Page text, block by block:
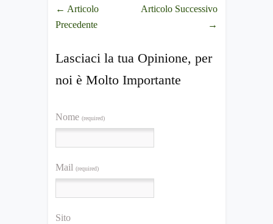
← Articolo
Precedente
Articolo Successivo
→
Lasciaci la tua Opinione, per
noi è Molto Importante
Nome (required)
Mail (required)
Sito